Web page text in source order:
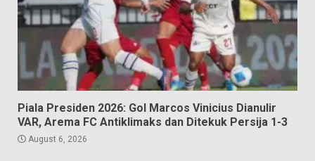
Piala Presiden 2026: Gol Marcos Vinicius Dianulir
VAR, Arema FC Antiklimaks dan Ditekuk Persija 1-3
August 6, 2026